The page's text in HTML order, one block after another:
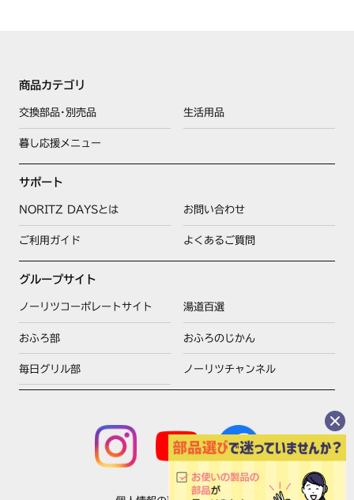
商品カテゴリ
交換部品･別売品 生活用品
暮し応援メニュー
サポート
NORITZ DAYSとは お問い合わせ
ご利用ガイド よくあるご質問
グループサイト
ノーリツコーポレートサイト 湯道百選
おふろ部 おふろのじかん
毎日グリル部 ノーリツチャンネル